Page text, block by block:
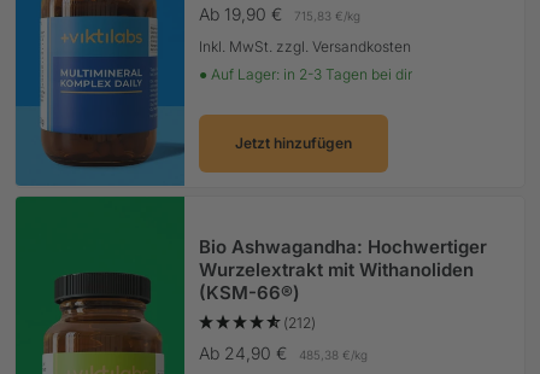
Angebotspreis
Ab 19,90 € 715,83 €/kg
Inkl. MwSt. zzgl. Versandkosten
● Auf Lager: in 2-3 Tagen bei dir
Jetzt hinzufügen
Bio Ashwagandha: Hochwertiger
Wurzelextrakt mit Withanoliden
(KSM-66®)
(212)
Angebotspreis
Ab 24,90 € 485,38 €/kg